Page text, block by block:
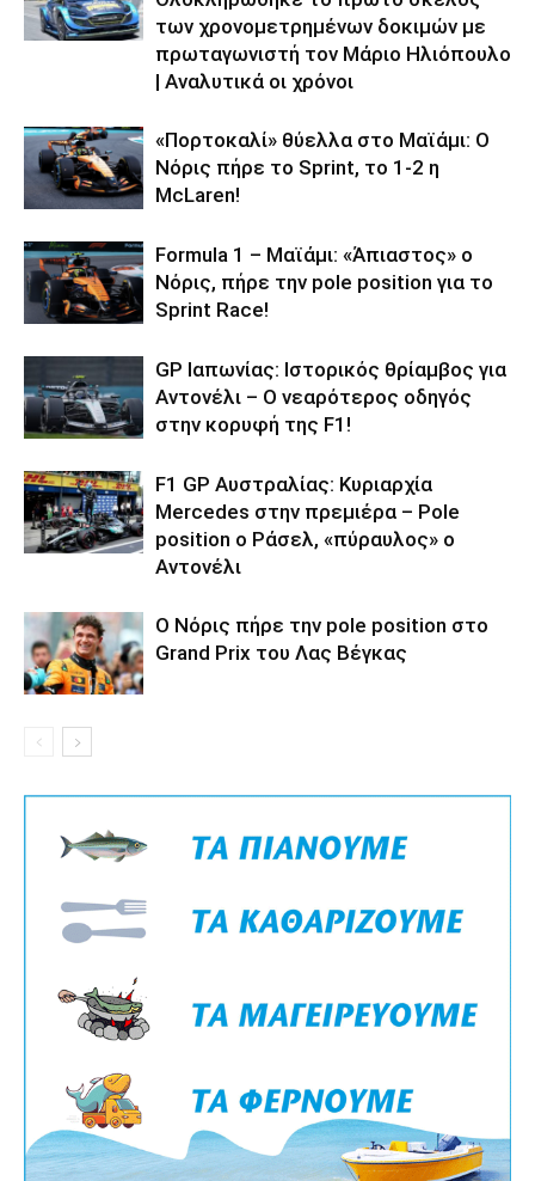
των χρονομετρημένων δοκιμών με
πρωταγωνιστή τον Μάριο Ηλιόπουλο
| Αναλυτικά οι χρόνοι
«Πορτοκαλί» θύελλα στο Μαϊάμι: Ο
Νόρις πήρε το Sprint, το 1-2 η
McLaren!
Formula 1 – Μαϊάμι: «Άπιαστος» ο
Νόρις, πήρε την pole position για το
Sprint Race!
GP Ιαπωνίας: Ιστορικός θρίαμβος για
Αντονέλι – Ο νεαρότερος οδηγός
στην κορυφή της F1!
F1 GP Αυστραλίας: Κυριαρχία
Mercedes στην πρεμιέρα – Pole
position ο Ράσελ, «πύραυλος» ο
Αντονέλι
Ο Νόρις πήρε την pole position στο
Grand Prix του Λας Βέγκας